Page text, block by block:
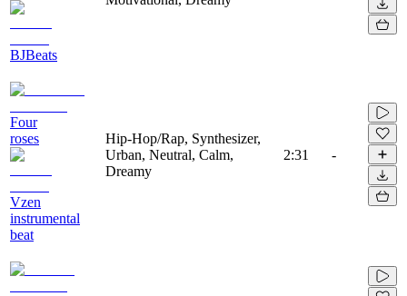
BJBeats
Four
roses
Vzen
instrumental
beat
Hip-Hop/Rap, Synthesizer,
Urban, Neutral, Calm,
Dreamy
2:31 -